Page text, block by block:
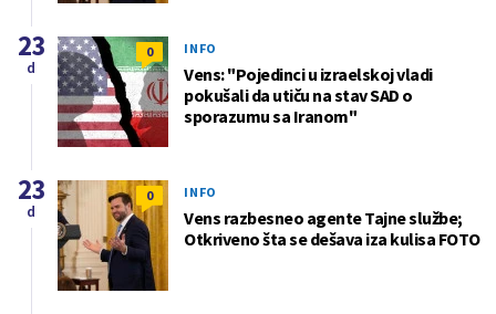
0 INFO
Vens: "Pojedinci u izraelskoj vladi
pokušali da utiču na stav SAD o
sporazumu sa Iranom"
23
d
0 INFO
Vens razbesneo agente Tajne službe;
Otkriveno šta se dešava iza kulisa FOTO
23
d